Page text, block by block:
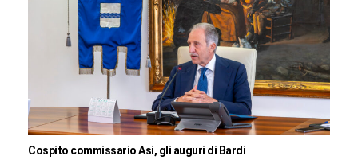
Cospito commissario Asi, gli auguri di Bardi